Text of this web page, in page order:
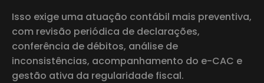
Isso exige uma atuação contábil mais preventiva,
com revisão periódica de declarações,
conferência de débitos, análise de
inconsistências, acompanhamento do e-CAC e
gestão ativa da regularidade fiscal.